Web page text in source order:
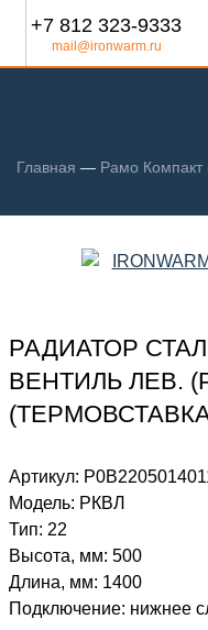
+7 812 323-9333
mail@ironwarm.ru
Главная — Рамо
РАДИАТОР
ВЕНТИЛЬ ЛЕВ.
(ТЕРМОВСТАВКА
Артикул:
Модель: РКВЛ
Тип: 22
Высота, мм: 500
Длина, мм: 1400
Подключение: нижнее